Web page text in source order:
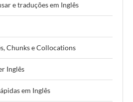
e traduções em Inglês
Chunks e Collocations
Inglês
em Inglês